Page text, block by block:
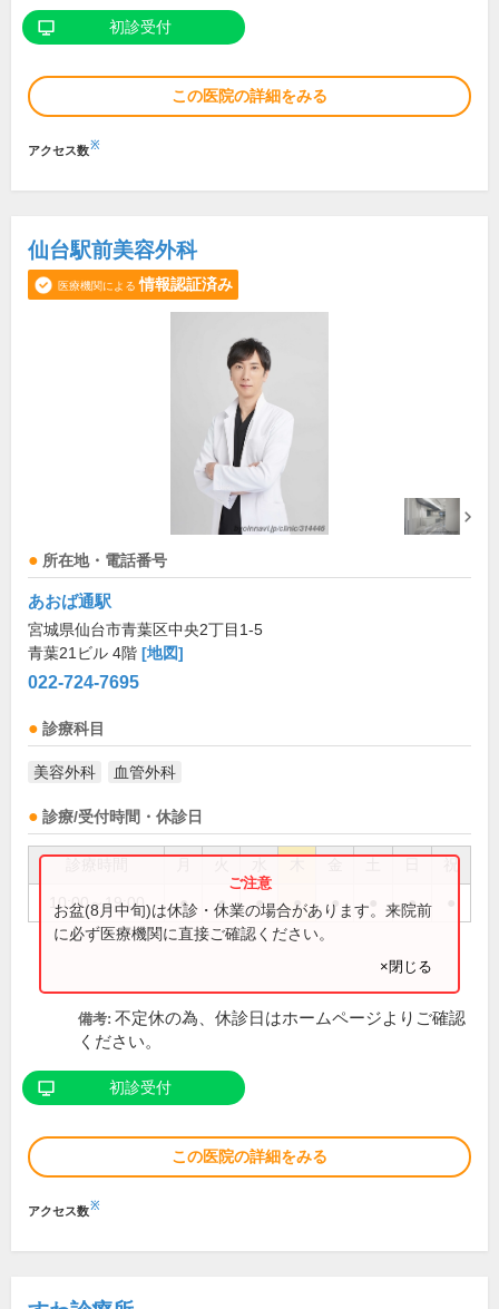
初診受付
この医院の詳細をみる
アクセス数※
仙台駅前美容外科
医療機関による 情報認証済み
所在地・電話番号
あおば通駅
宮城県仙台市青葉区中央2丁目1-5
青葉21ビル 4階 [地図]
022-724-7695
診療科目
美容外科 血管外科
診療/受付時間・休診日
祝
10:00～19:00 ● ● ● ● ● ●
お盆(8月中旬)は休診・休業の場合があります。来院前
に必ず医療機関に直接ご確認ください。
×閉じる
備考: 不定休の為、休診日はホームページよりご確認
ください。
初診受付
この医院の詳細をみる
アクセス数※